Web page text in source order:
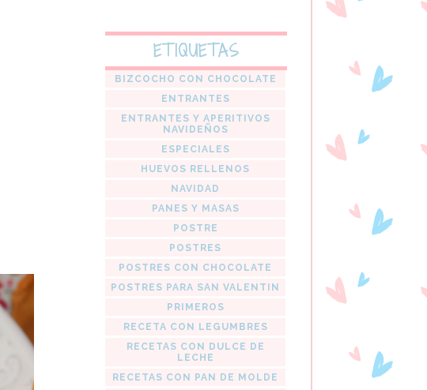
ETIQUETAS
BIZCOCHO CON CHOCOLATE
ENTRANTES
ENTRANTES Y APERITIVOS
NAVIDEÑOS
ESPECIALES
HUEVOS RELLENOS
NAVIDAD
PANES Y MASAS
POSTRE
POSTRES
POSTRES CON CHOCOLATE
POSTRES PARA SAN VALENTIN
PRIMEROS
RECETA CON LEGUMBRES
RECETAS CON DULCE DE
LECHE
RECETAS CON PAN DE MOLDE